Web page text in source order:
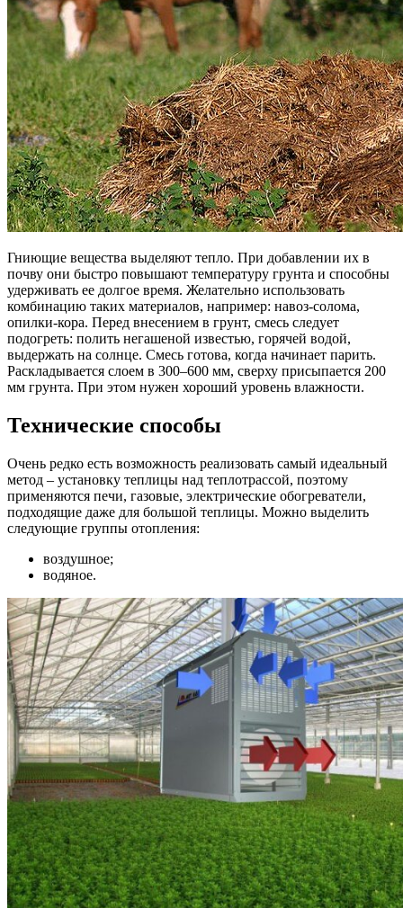
Гниющие вещества выделяют тепло. При добавлении их в
почву они быстро повышают температуру грунта и способны
удерживать ее долгое время. Желательно использовать
комбинацию таких материалов, например: навоз-солома,
опилки-кора. Перед внесением в грунт, смесь следует
подогреть: полить негашеной известью, горячей водой,
выдержать на солнце. Смесь готова, когда начинает парить.
Раскладывается слоем в 300–600 мм, сверху присыпается 200
мм грунта. При этом нужен хороший уровень влажности.
Технические способы
Очень редко есть возможность реализовать самый идеальный
метод – установку теплицы над теплотрассой, поэтому
применяются печи, газовые, электрические обогреватели,
подходящие даже для большой теплицы. Можно выделить
следующие группы отопления:
воздушное;
водяное.